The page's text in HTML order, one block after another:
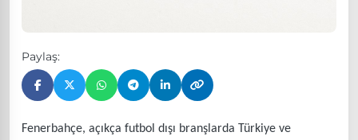
Paylaş:
Fenerbahçe, açıkça futbol dışı branşlarda Türkiye ve